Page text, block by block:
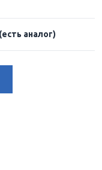
(есть аналог)